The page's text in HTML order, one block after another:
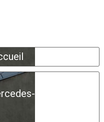
Benz Classe A